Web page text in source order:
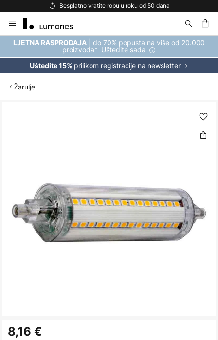
Besplatno vratite robu u roku od 50 dana
to
Content
LJETNA RASPRODAJA | do 70% popusta na više od 20.000
proizvoda* Uštedite sada
Uštedite 15% prilikom registracije na newsletter
Žarulje
to8,16 €